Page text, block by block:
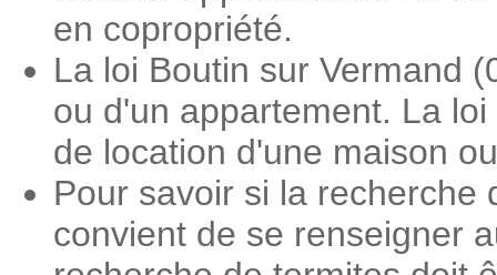
en copropriété.
La loi Boutin sur Vermand
ou d'un appartement. La
de location d'une maison
Pour savoir si la recherche
convient de se renseigner